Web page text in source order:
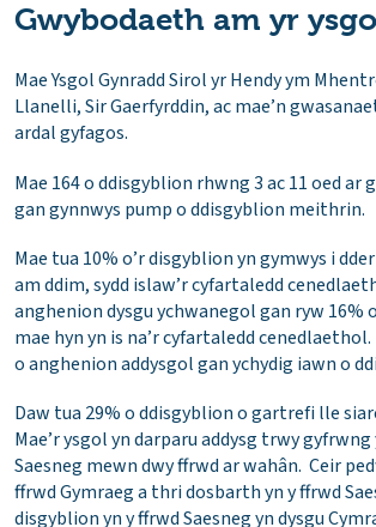
Gwybodaeth am yr
Mae Ysgol Gynradd Sirol yr Hendy ym
Llanelli, Sir Gaerfyrddin, ac mae’n
ardal gyfagos.
Mae 164 o ddisgyblion rhwng 3 ac 11 oed ar
gan gynnwys pump o ddisgyblion meithrin.
Mae tua 10% o’r disgyblion yn gymwys i
am ddim, sydd islaw’r cyfartaledd
anghenion dysgu ychwanegol gan ryw 16%
mae hyn yn is na’r cyfartaledd
o anghenion addysgol gan ychydig iawn o
Daw tua 29% o ddisgyblion o gartrefi lle
Mae’r ysgol yn darparu addysg trwy gyfrwng
Saesneg mewn dwy ffrwd ar wahân. Ceir
ffrwd Gymraeg a thri dosbarth yn y ffrwd
disgyblion yn y ffrwd Saesneg yn dysgu